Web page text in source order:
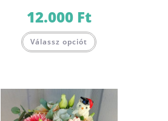
12.000 Ft
Válassz opciót